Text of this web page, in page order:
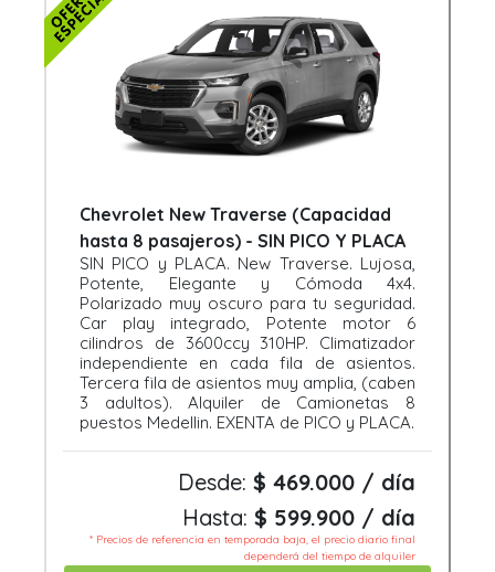
Chevrolet New Traverse (Capacidad
hasta 8 pasajeros) - SIN PICO Y PLACA
SIN PICO y PLACA. New Traverse. Lujosa,
Potente, Elegante y Cómoda 4x4.
Polarizado muy oscuro para tu seguridad.
Car play integrado, Potente motor 6
cilindros de 3600ccy 310HP. Climatizador
independiente en cada fila de asientos.
Tercera fila de asientos muy amplia, (caben
3 adultos). Alquiler de Camionetas 8
puestos Medellin. EXENTA de PICO y PLACA.
Desde: $ 469.000 / día
Hasta: $ 599.900 / día
* Precios de referencia en temporada baja, el precio diario final
dependerá del tiempo de alquiler